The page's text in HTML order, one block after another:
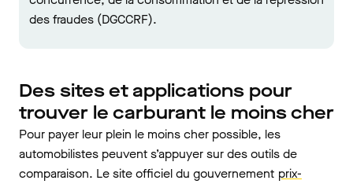
des fraudes (DGCCRF).
Des sites et applications pour
trouver le carburant le moins cher
Pour payer leur plein le moins cher possible, les
automobilistes peuvent s’appuyer sur des outils de
comparaison. Le site officiel du gouvernement prix-